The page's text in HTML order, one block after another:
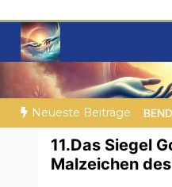
Inhalt
springen
Biblische
der Suche
Neueste Beiträge
Gaben | 6.6
11.Das Siegel
Malzeichen